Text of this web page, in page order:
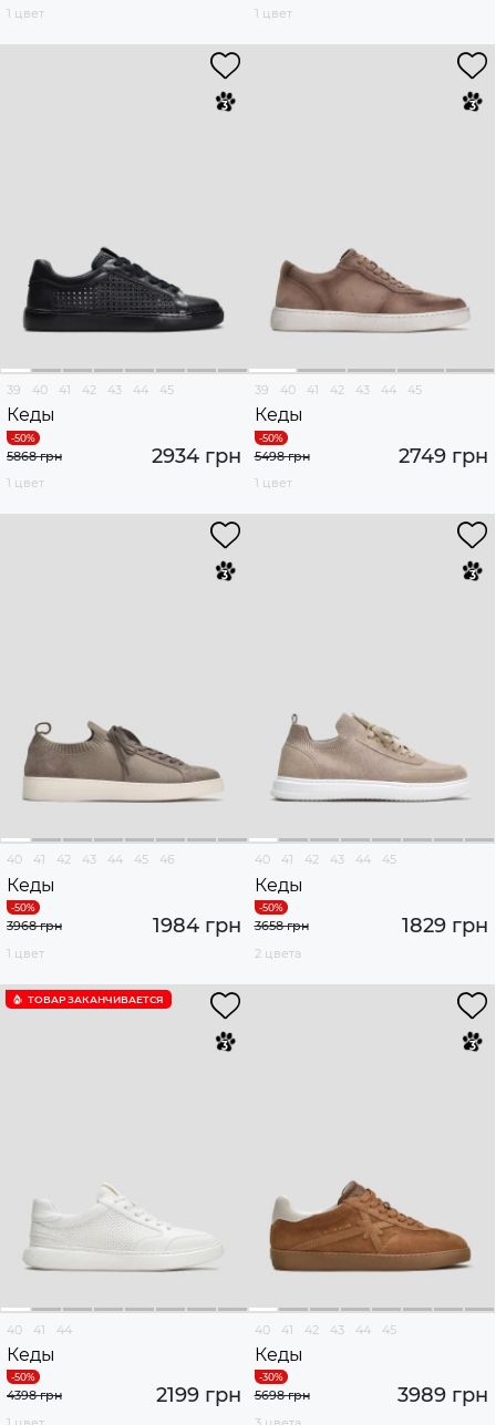
1 цвет
1 цвет
39 40 41 42 43 44 45
Кеды
2934 грн
5868 грн
1 цвет
39 40 41 42 43 44 45
Кеды
2749 грн
5498 грн
1 цвет
40 41 42 43 44 45 46
Кеды
1984 грн
3968 грн
1 цвет
40 41 42 43 44 45
Кеды
1829 грн
3658 грн
2 цвета
ТОВАР ЗАКАНЧИВАЕТСЯ
40 41 44
Кеды
2199 грн
4398 грн
40 41 42 43 44 45
Кеды
3989 грн
5698 грн